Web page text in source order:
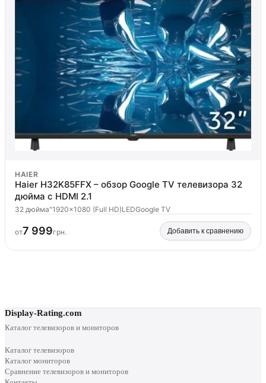
HAIER
Haier H32K85FFX – обзор Google TV телевизора 32
дюйма с HDMI 2.1
32 дюйма"1920x1080 (Full HD)LEDGoogle TV
от7 999грн. Добавить к сравнению
Display-Rating.com
Каталог телевизоров и мониторов
Каталог телевизоров
Каталог мониторов
Сравнение телевизоров и мониторов